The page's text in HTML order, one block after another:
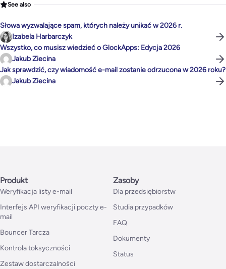
See also
Słowa wyzwalające spam, których należy unikać w 2026 r.
Izabela Harbarczyk
Wszystko, co musisz wiedzieć o GlockApps: Edycja 2026
Jakub Ziecina
Jak sprawdzić, czy wiadomość e-mail zostanie odrzucona w 2026 roku?
Jakub Ziecina
Produkt
Weryfikacja listy e-mail
Interfejs API weryfikacji poczty e-
mail
Bouncer Tarcza
Kontrola toksyczności
Zestaw dostarczalności
Zasoby
Dla przedsiębiorstw
Studia przypadków
FAQ
Dokumenty
Status